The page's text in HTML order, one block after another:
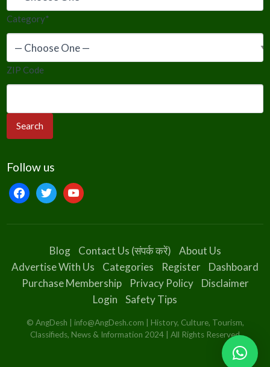
Category*
ZIP Code
Follow us
facebooktwitteryoutube
Blog Contact Us (संपर्क करें)
About Us
Advertise With Us
Categories Register
Dashboard
Purchase Membership
Privacy Policy
Disclaimer
Login
Safety Tips
© AngDesh | info@AngDesh.com | History, Culture, Tourism,
Classifieds, News & Information 2024 | All Rights Reserved